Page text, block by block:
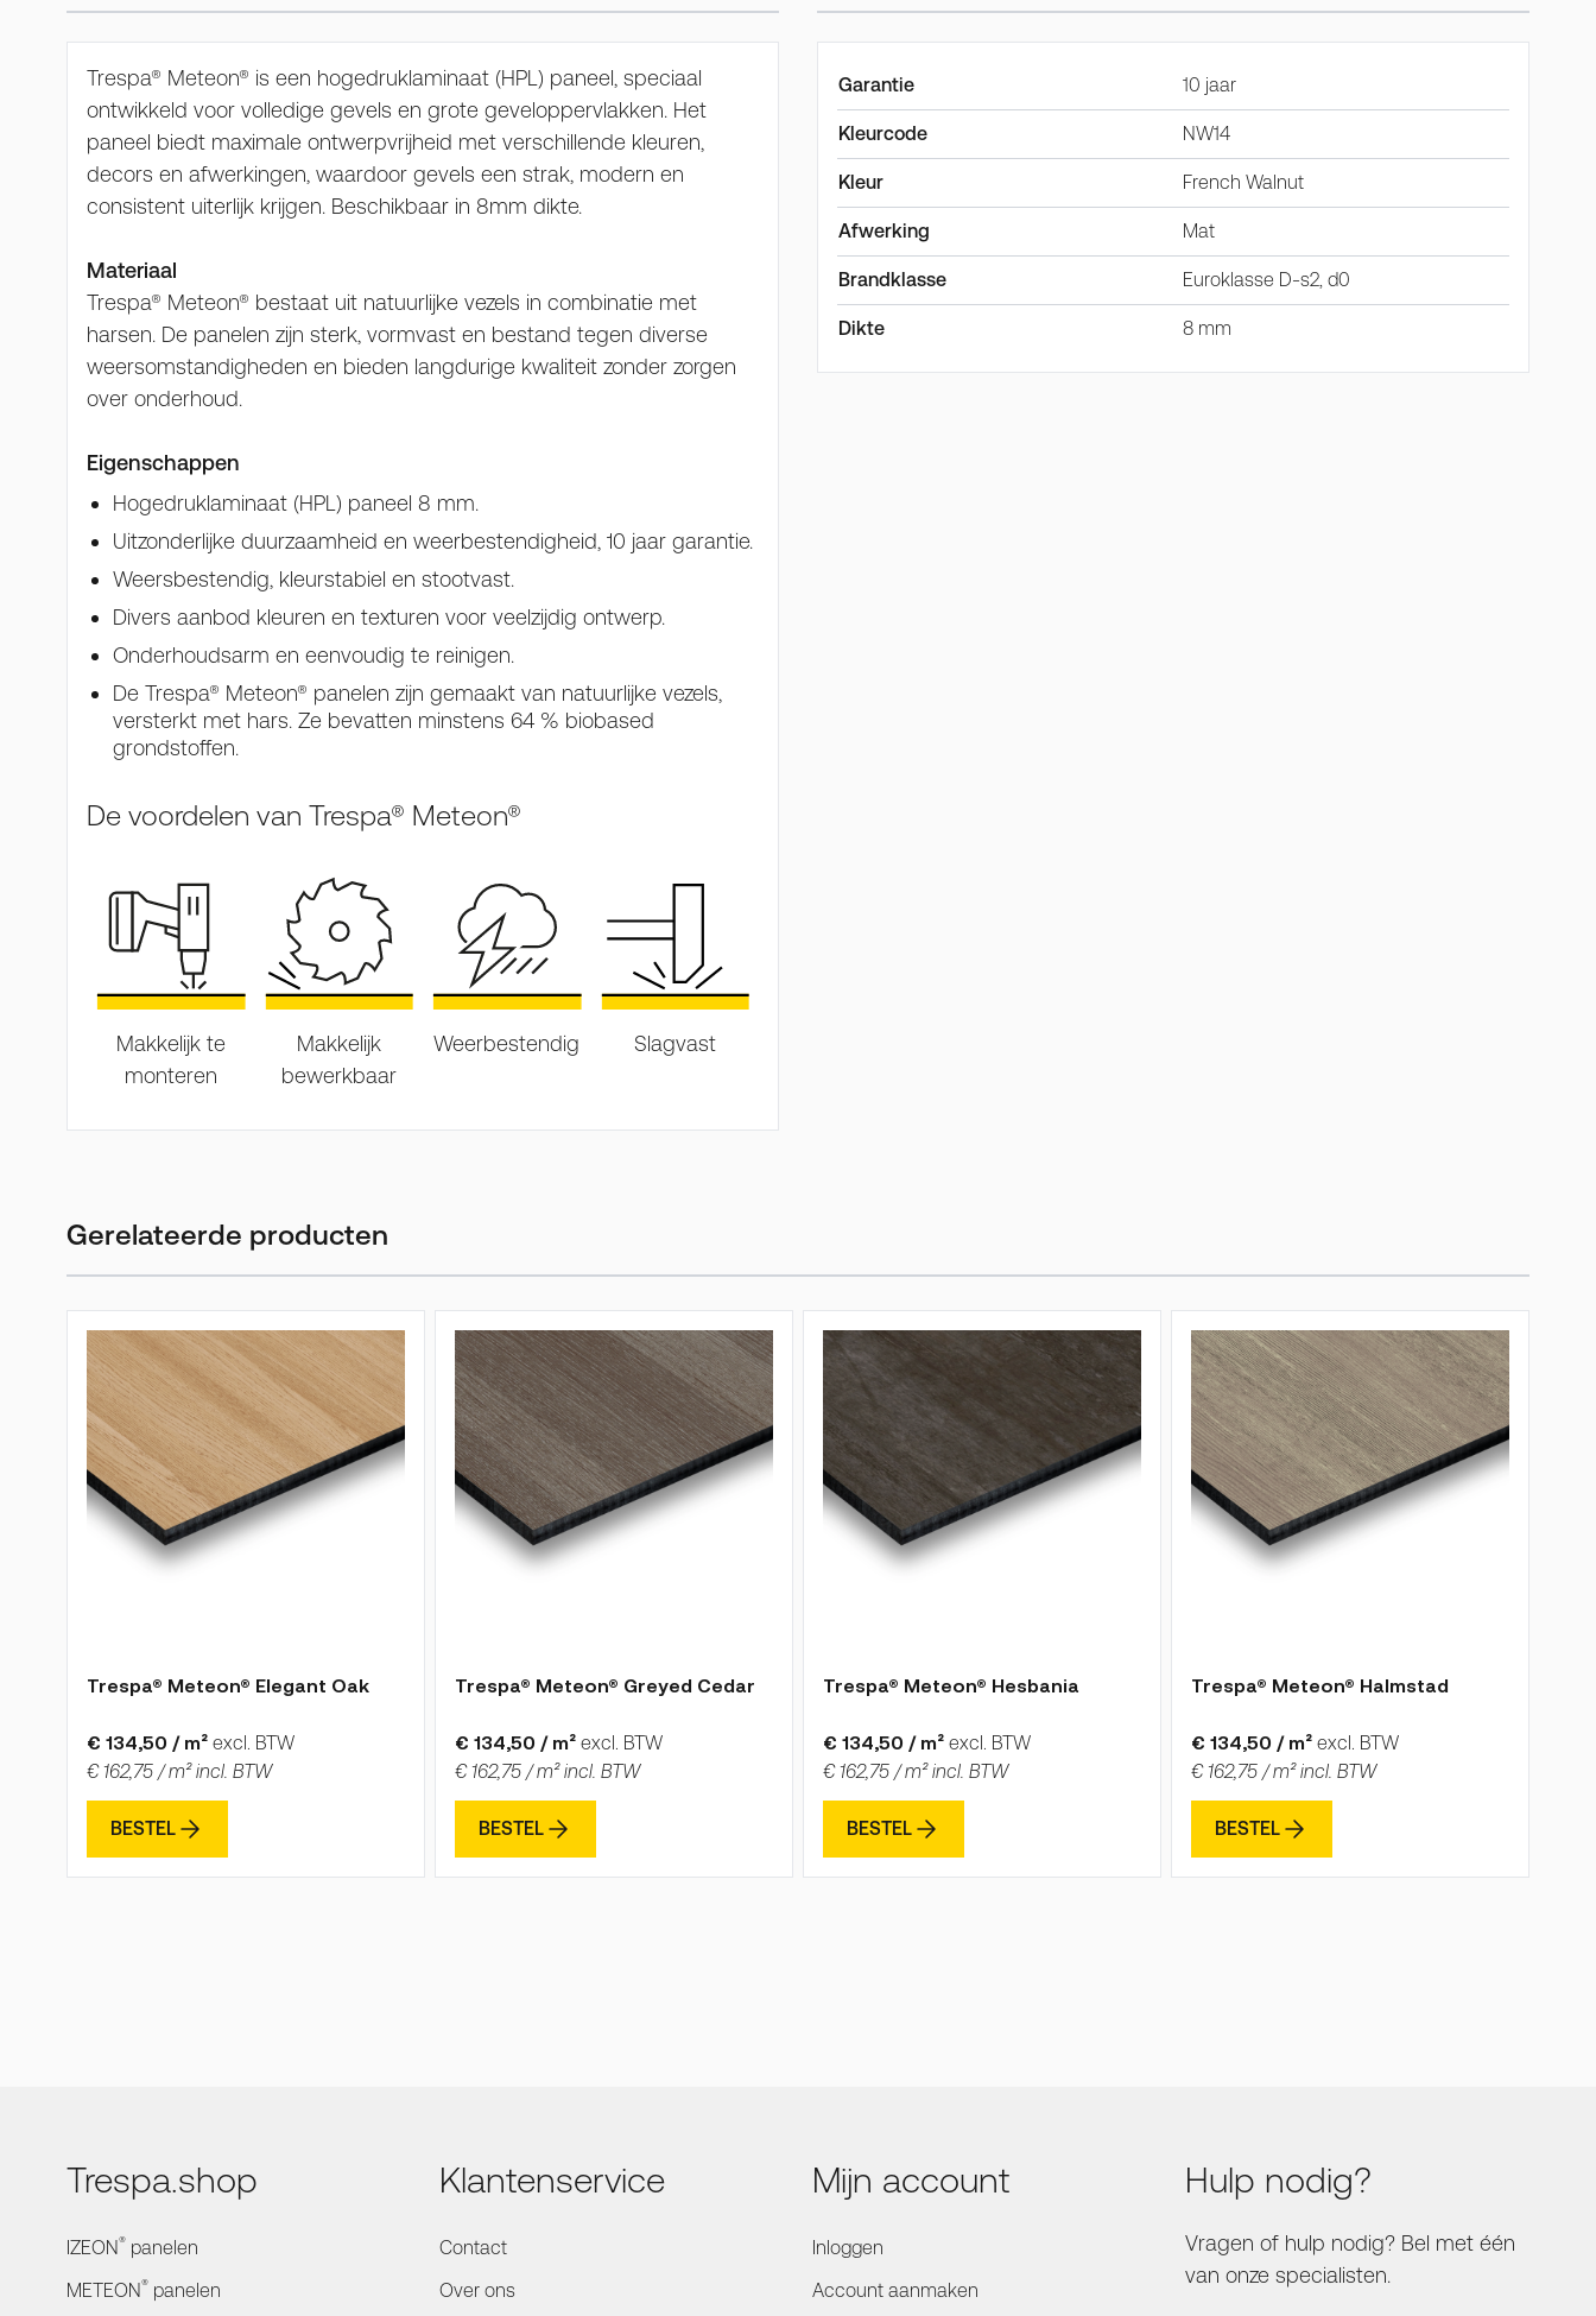
Trespa® Meteon® is een hogedruklaminaat (HPL) paneel, speciaal
ontwikkeld voor volledige gevels en grote geveloppervlakken. Het
paneel biedt maximale ontwerpvrijheid met verschillende kleuren,
decors en afwerkingen, waardoor gevels een strak, modern en
consistent uiterlijk krijgen. Beschikbaar in 8mm dikte.
Materiaal
Trespa® Meteon® bestaat uit natuurlijke vezels in combinatie met
harsen. De panelen zijn sterk, vormvast en bestand tegen diverse
weersomstandigheden en bieden langdurige kwaliteit zonder zorgen
over onderhoud.
Eigenschappen
Hogedruklaminaat (HPL) paneel 8 mm.
Uitzonderlijke duurzaamheid en weerbestendigheid, 10 jaar garantie.
Weersbestendig, kleurstabiel en stootvast.
Divers aanbod kleuren en texturen voor veelzijdig ontwerp.
Onderhoudsarm en eenvoudig te reinigen.
De Trespa® Meteon® panelen zijn gemaakt van natuurlijke vezels,
versterkt met hars. Ze bevatten minstens 64 % biobased
grondstoffen.
De voordelen van Trespa® Meteon®
Makkelijk te
monteren
Makkelijk
bewerkbaar
Weerbestendig Slagvast
Garantie 10 jaar
Kleurcode NW14
Kleur French Walnut
Afwerking Mat
Brandklasse Euroklasse D-s2, d0
Dikte 8 mm
Gerelateerde producten
Druk om carrousel over te slaan
Trespa® Meteon® Elegant Oak
De prijs is afhankelijk van de gekozen opties op de productpagina
€ 134,50 / m² excl. BTW
€ 162,75 / m² incl. BTW
BESTEL
Trespa® Meteon® Greyed Cedar
De prijs is afhankelijk van de gekozen opties op de productpagina
€ 134,50 / m² excl. BTW
€ 162,75 / m² incl. BTW
BESTEL
Trespa® Meteon® Hesbania
De prijs is afhankelijk van de gekozen opties op de productpagina
€ 134,50 / m² excl. BTW
€ 162,75 / m² incl. BTW
BESTEL
Trespa® Meteon® Halmstad
De prijs is afhankelijk van de gekozen opties op
€ 134,50 / m² excl. BTW
€ 162,75 / m² incl. BTW
BESTEL
Trespa.shop
IZEON® panelen
METEON® panelen
Klantenservice
Contact
Over ons
Mijn account
Inloggen
Account aanmaken
Hulp nodig?
Vragen of hulp nodig? Bel met één
van onze specialisten.